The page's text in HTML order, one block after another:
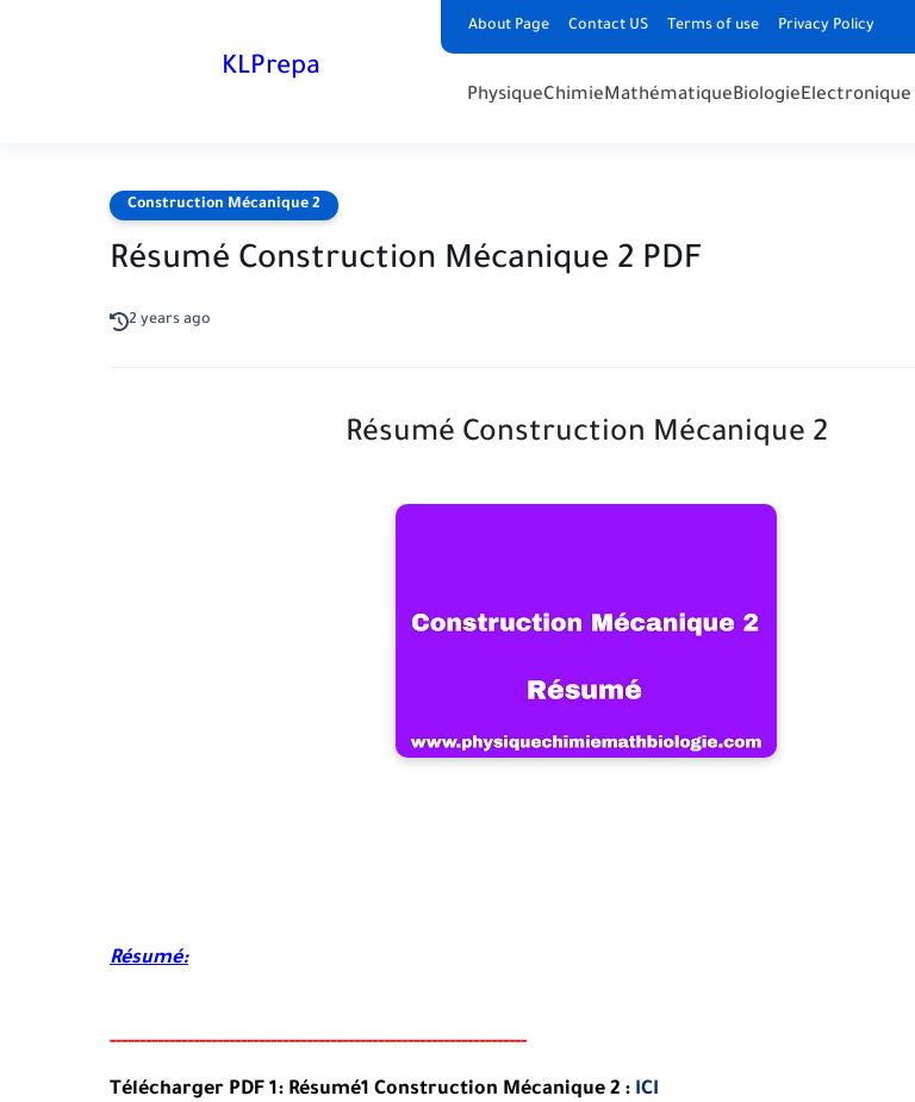
About Page Contact US Terms of use Privacy Policy
KLPrepa
PhysiqueChimieMathématiqueBiologieElectronique
Construction Mécanique 2
Résumé Construction Mécanique 2 PDF
2 years ago
Résumé Construction Mécanique 2
Résumé:
----------------------------------------------------------------------
Télécharger PDF 1: Résumé1 Construction Mécanique 2 : ICI